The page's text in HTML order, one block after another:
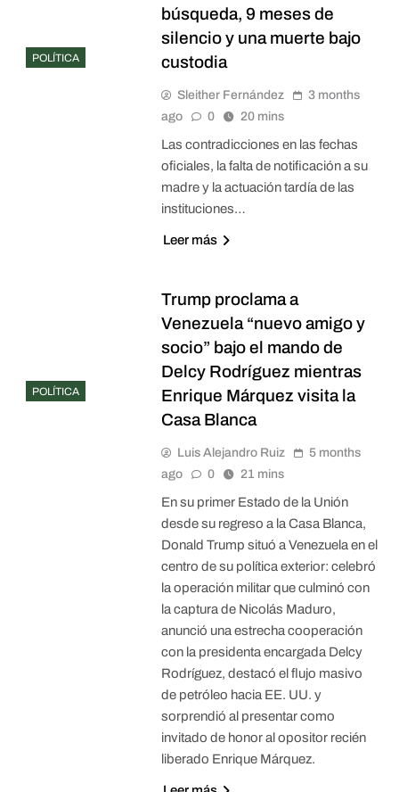
POLÍTICA
búsqueda, 9 meses de
silencio y una muerte bajo
custodia
Sleither Fernández
3 months
ago
0 20 mins
Las contradicciones en las fechas
oficiales, la falta de notificación a su
madre y la actuación tardía de las
instituciones…
Leer más
POLÍTICA
Trump proclama a
Venezuela “nuevo amigo y
socio” bajo el mando de
Delcy Rodríguez mientras
Enrique Márquez visita la
Casa Blanca
Luis Alejandro Ruiz
5 months
ago
0 21 mins
En su primer Estado de la Unión
desde su regreso a la Casa Blanca,
Donald Trump situó a Venezuela en el
centro de su política exterior: celebró
la operación militar que culminó con
la captura de Nicolás Maduro,
anunció una estrecha cooperación
con la presidenta encargada Delcy
Rodríguez, destacó el flujo masivo
de petróleo hacia EE. UU. y
sorprendió al presentar como
invitado de honor al opositor recién
liberado Enrique Márquez.